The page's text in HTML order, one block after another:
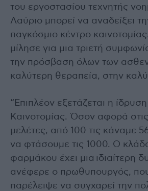
του εργοστασίου τεχνητής
Λαύριο μπορεί να αναδείξει
παγκόσμιο κέντρο
μίλησε για μια τριετή
την πρόσβαση όλων των
καλύτερη θεραπεία, στην
“Επιπλέον εξετάζεται η
Καινοτομίας. Όσον αφορά στις
μελέτες, από 100 τις κάναμε
να φτάσουμε τις 1000. Ο
φαρμάκου έχει μια ιδιαίτερη
ανέφερε ο πρωθυπουργός,
παρέλειψε να συγχαρεί την